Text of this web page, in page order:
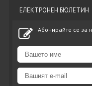
ЕЛЕКТРОНЕН БЮЛЕТИН
Абонирайте се за